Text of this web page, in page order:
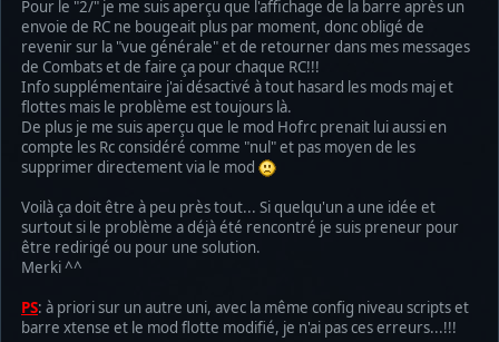
Pour le "2/" je me suis aperçu que l'affichage de la barre après un
envoie de RC ne bougeait plus par moment, donc obligé de
revenir sur la "vue générale" et de retourner dans mes messages
de Combats et de faire ça pour chaque RC!!!
Info supplémentaire j'ai désactivé à tout hasard les mods maj et
flottes mais le problème est toujours là.
De plus je me suis aperçu que le mod Hofrc prenait lui aussi en
compte les Rc considéré comme "nul" et pas moyen de les
supprimer directement via le mod
Voilà ça doit être à peu près tout... Si quelqu'un a une idée et
surtout si le problème a déjà été rencontré je suis preneur pour
être redirigé ou pour une solution.
Merki ^^
PS: à priori sur un autre uni, avec la même config niveau scripts et
barre xtense et le mod flotte modifié, je n'ai pas ces erreurs...!!!